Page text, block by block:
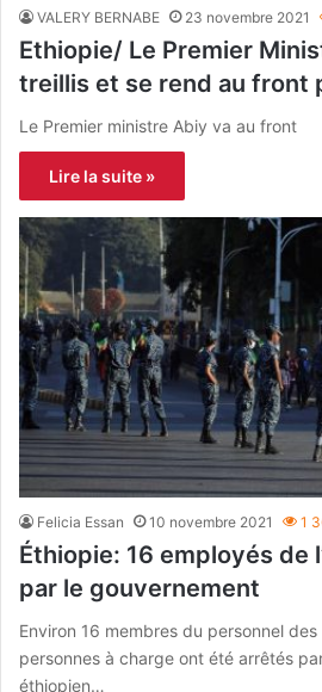
VALERY BERNABE 23 novembre 2021
Ethiopie/ Le Premier
treillis et se rend au front
Le Premier ministre Abiy va au front
Lire la suite »
Felicia Essan 10 novembre 2021 1
Éthiopie: 16 employés de
par le gouvernement
Environ 16 membres du personnel
personnes à charge ont été arrêtés
éthiopien…